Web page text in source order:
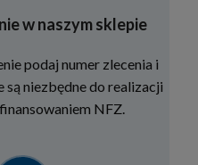
w naszym sklepie
podaj numer zlecenia i
są niezbędne do realizacji
NFZ.